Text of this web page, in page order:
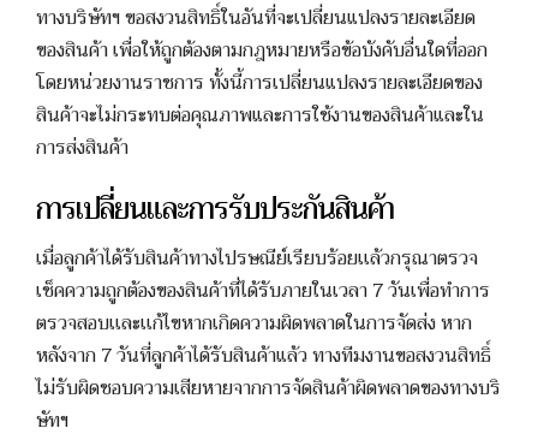
ทางบริษัทฯ ขอสงวนสิทธิ์ในอันที่จะเปลี่ยนแปลงรายละเอียด
ของสินค้า เพื่อให้ถูกต้องตามกฎหมายหรือข้อบังคับอื่นใดที่ออก
โดยหน่วยงานราชการ ทั้งนี้การเปลี่ยนแปลงรายละเอียดของ
สินค้าจะไม่กระทบต่อคุณภาพและการใช้งานของสินค้าและใน
การส่งสินค้า
การเปลี่ยนและการรับประกันสินค้า
เมื่อลูกค้าได้รับสินค้าทางไปรษณีย์เรียบร้อยเเล้วกรุณาตรวจ
เช็คความถูกต้องของสินค้าที่ได้รับภายในเวลา 7 วันเพื่อทำการ
ตรวจสอบเเละเเก้ไขหากเกิดความผิดพลาดในการจัดส่ง หาก
หลังจาก 7 วันที่ลูกค้าได้รับสินค้าแล้ว ทางทีมงานขอสงวนสิทธิ์
ไม่รับผิดชอบความเสียหายจากการจัดสินค้าผิดพลาดของทางบริ
ษัทฯ